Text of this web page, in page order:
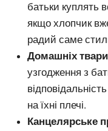
батьки куплять
якщо хлопчик
радий саме
Домашніх
узгодження з
на їхні плечі.
Канцелярське